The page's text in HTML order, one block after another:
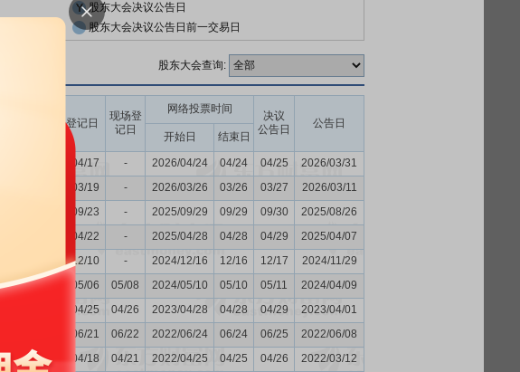
股东大会决议公告日
股东大会决议公告日前一交易日
股东大会查询:
股权登记日
现场登
记日
网络投票时间
决议
公告日
公告日
开始日 结束日
2026/04/17 - 2026/04/24 04/24 04/25
2026/03/31
2026/03/19 - 2026/03/26 03/26 03/27
2026/03/11
2025/09/23 - 2025/09/29 09/29 09/30
2025/08/26
2025/04/22 - 2025/04/28 04/28 04/29
2025/04/07
2024/12/10 - 2024/12/16 12/16 12/17
2024/11/29
- 2024/05/06 05/08 2024/05/10 05/10 05/11
2024/04/09
2023/04/25 04/26 2023/04/28 04/28 04/29
2023/04/01
2022/06/21 06/22 2022/06/24 06/24 06/25
2022/06/08
- 2022/04/18 04/21 2022/04/25 04/25 04/26
2022/03/12